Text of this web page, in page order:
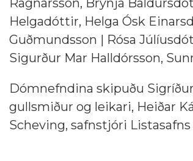
Ragnarsson, Brynja
Helgadóttir, Helga Ósk
Guðmundsson | Rósa
Sigurður Mar Halldórsson,
Dómnefndina skipuðu
gullsmiður og leikari, Heiðar
Scheving, safnstjóri